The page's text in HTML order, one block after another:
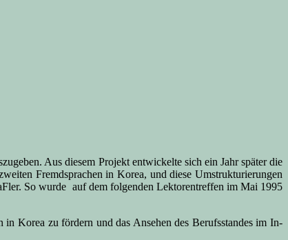
Aus diesem Projekt entwickelte sich ein Jahr später die
Fremdsprachen in Korea, und diese Umstrukturierungen
So wurde auf dem folgenden Lektorentreffen im Mai 1995
Korea zu fördern und das Ansehen des Berufsstandes im In-